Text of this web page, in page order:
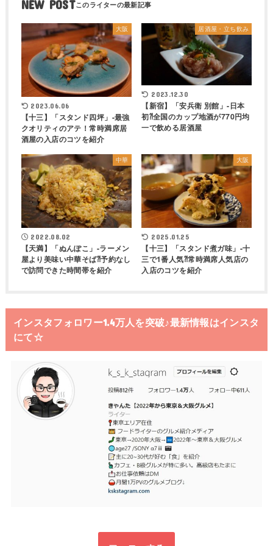
NEW POST
大阪
2023.06.06
【十三】「スタンド四坪」-最強
クオリティのアテ！常時満席居
酒屋の入店のコツを紹介
居酒屋・立ち飲み
2023.12.30
【新宿】「安兵衛 別館」-日本
初⁈全国のカップ地酒が770円均
一で飲める居酒屋
中華
2022.08.02
【天満】「ぬんぽこ」-ラーメン
屋より美味い中華そば⁈予約なし
で訪問できた時間帯を紹介
大阪
2025.01.25
【十三】「スタンド煮ガ味」-十
三で1番人気⁈常時満席人気店の
入店のコツを紹介
インスタフォロワー1.4万人を突破♪最新情報はインスタ
にて☆